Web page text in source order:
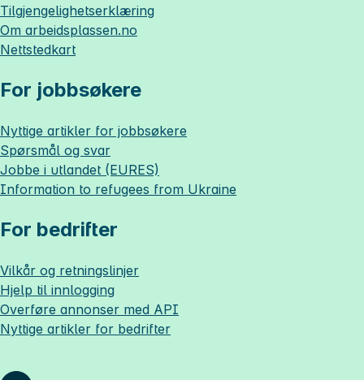
Tilgjengelighetserklæring
Om arbeidsplassen.no
Nettstedkart
For jobbsøkere
Nyttige artikler for jobbsøkere
Spørsmål og svar
Jobbe i utlandet (EURES)
Information to refugees from Ukraine
For bedrifter
Vilkår og retningslinjer
Hjelp til innlogging
Overføre annonser med API
Nyttige artikler for bedrifter